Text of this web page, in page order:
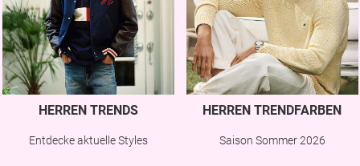
HERREN TRENDS
Entdecke aktuelle Styles
HERREN TRENDFARBEN
Saison Sommer 2026